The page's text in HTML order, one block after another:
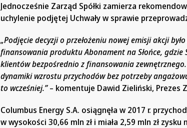
Jednocześnie Zarząd Spółki zamierza
uchylenie podjętej Uchwały w sprawie
„Podjęcie decyzji o przełożeniu nowej emisji akcji
finansowania produktu Abonament na Słońce, gdzie
klientów bezpośrednio z finansowania
dynamiki wzrostu przychodów bez potrzeby
to wcześniej.”– komentuje Dawid Zieliński, Prezes
Columbus Energy S.A. osiągnęła w 2017 r.
w wysokości 30,66 mln zł i miała 2,59 mln zł